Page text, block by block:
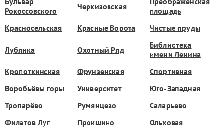
Рокоссовского
Черкизовская
площадь
Красносельская
Красные Ворота Чистые пруды
Лубянка Охотный Ряд
Библиотека
имени Ленина
Кропоткинская
Фрунзенская
Спортивная
Воробьёвы горы
Университет
Юго-Западная
Тропарёво
Румянцево
Саларьево
Филатов Луг
Прокшино Ольховая